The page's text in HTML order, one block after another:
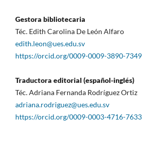
Gestora bibliotecaria
Téc. Edith Carolina De León Alfaro
edith.leon@ues.edu.sv
https://orcid.org/0009-0009-3890-7349
Traductora editorial (español-inglés)
Téc. Adriana Fernanda Rodríguez Ortiz
adriana.rodriguez@ues.edu.sv
https://orcid.org/0009-0003-4716-7633